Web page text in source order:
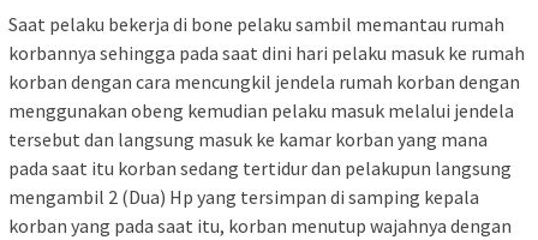
Saat pelaku bekerja di bone pelaku sambil memantau rumah
korbannya sehingga pada saat dini hari pelaku masuk ke rumah
korban dengan cara mencungkil jendela rumah korban dengan
menggunakan obeng kemudian pelaku masuk melalui jendela
tersebut dan langsung masuk ke kamar korban yang mana
pada saat itu korban sedang tertidur dan pelakupun langsung
mengambil 2 (Dua) Hp yang tersimpan di samping kepala
korban yang pada saat itu, korban menutup wajahnya dengan